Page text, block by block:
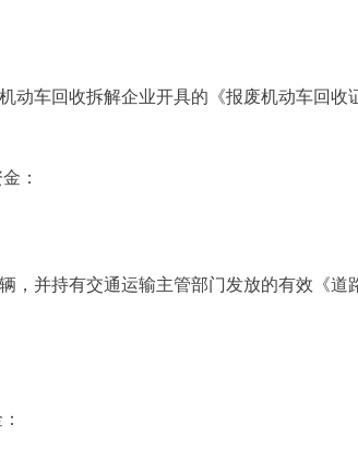
车回收拆解企业开具的《报废机动车回收
：
并持有交通运输主管部门发放的有效《道